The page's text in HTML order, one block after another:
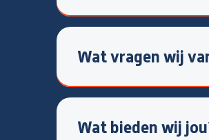
Je komt terecht bij
technieken en
klanten in binnen- en
medewerkers krijgen
Wat vragen wij
Wij zoeken iemand
Daarnaast herken jij
Wat bieden wij